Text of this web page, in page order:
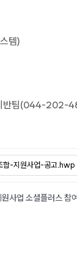
템)
기반팀(044-
합-지원사업-공고.hwp
사업 소셜플러스 참